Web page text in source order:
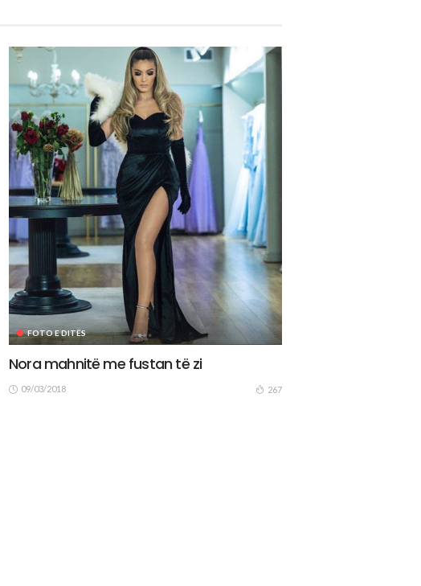
FOTO E DITËS
Nora mahnitë me fustan të zi
09/03/2018 267